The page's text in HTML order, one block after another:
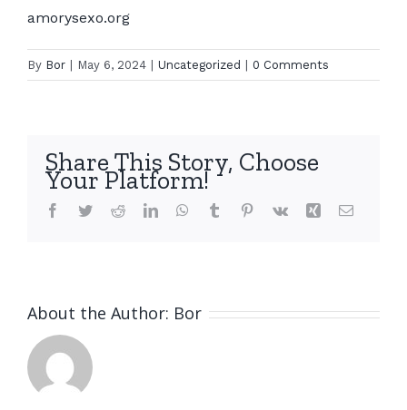
amorysexo.org
By Bor May 6, 2024 Uncategorized 0 Comments
Share This Story, Choose
Your Platform!
Facebook
TwitterRedditLinkedInWhatsApp
Tumblr Pinterest
Vk Xing Email
About the Author: Bor
Gta
Gta